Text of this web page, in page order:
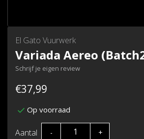
El Gato Vuurwerk
Variada Aereo
Schrijf je eigen review
€37,99
Op voorraad
Aantal - +